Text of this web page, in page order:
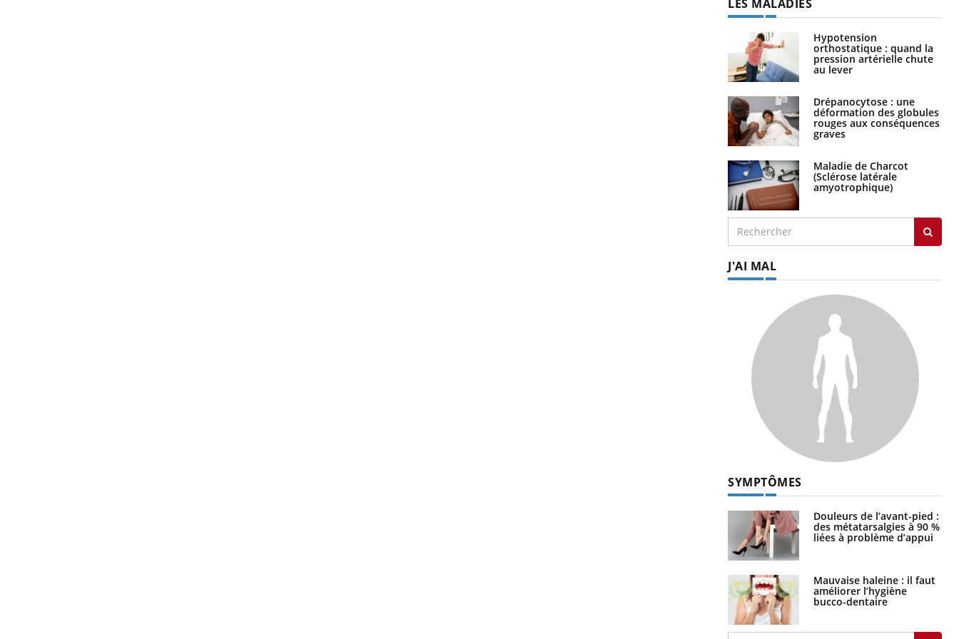
LES MALADIES
Hypotension
orthostatique : quand la
pression artérielle chute
au lever
Drépanocytose : une
déformation des globules
rouges aux conséquences
graves
Maladie de Charcot
(Sclérose latérale
amyotrophique)
J'AI MAL
SYMPTÔMES
Douleurs de l’avant-pied :
des métatarsalgies à 90 %
liées à problème d’appui
Mauvaise haleine : il faut
améliorer l’hygiène
bucco-dentaire